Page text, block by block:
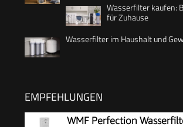
Wasserfilter kaufen:
für Zuhause
Wasserfilter im Haushalt und
EMPFEHLUNGEN
WMF Perfection